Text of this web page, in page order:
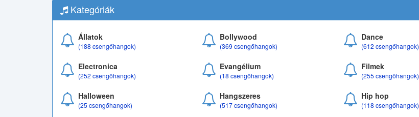
Kategóriák
Állatok
(188 csengőhangok)
Bollywood
(369 csengőhangok)
Dance
(612 csengőhangok)
Electronica
(252 csengőhangok)
Evangélium
(18 csengőhangok)
Filmek
(255 csengőhangok)
Halloween
(25 csengőhangok)
Hangszeres
(517 csengőhangok)
Hip hop
(118 csengőhangok)